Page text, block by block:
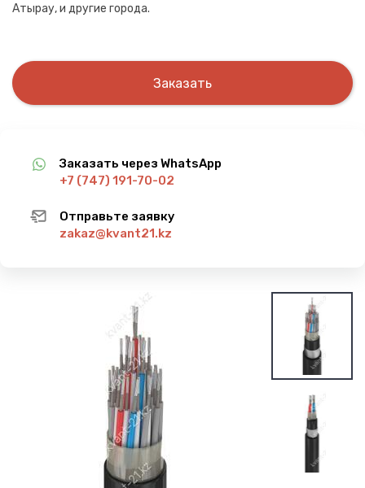
Атырау, и другие города.
Заказать
Заказать через WhatsApp
+7 (747) 191-70-02
Отправьте заявку
zakaz@kvant21.kz